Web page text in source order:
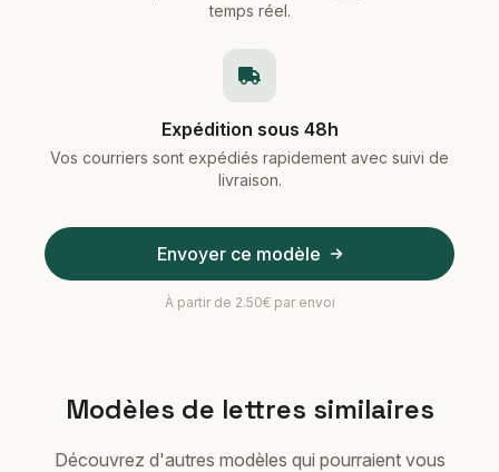
temps réel.
Expédition sous 48h
Vos courriers sont expédiés rapidement avec suivi de
livraison.
Envoyer ce modèle
À partir de 2.50€ par envoi
Modèles de lettres similaires
Découvrez d'autres modèles qui pourraient vous